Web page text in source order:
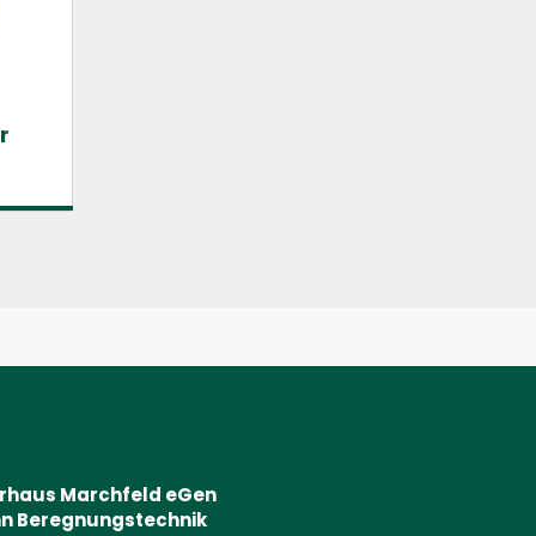
Marchfeld eGen
Beregnungstechnik